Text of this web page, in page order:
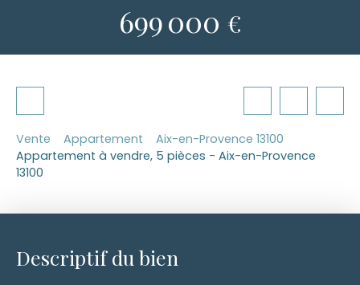
699 000 €
Vente Appartement
Aix-en-Provence 13100
Appartement à vendre, 5 pièces - Aix-en-Provence
13100
Descriptif du bien